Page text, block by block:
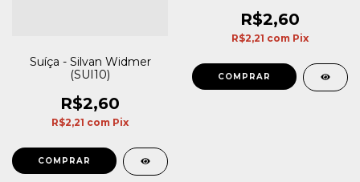
Suíça - Silvan Widmer
(SUI10)
R$2,60
R$2,21 com Pix
R$2,60
R$2,21 com Pix